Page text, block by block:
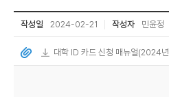
작성일 2024-02-21 작성자 민윤정
대학 ID 카드 신청 매뉴얼(2024